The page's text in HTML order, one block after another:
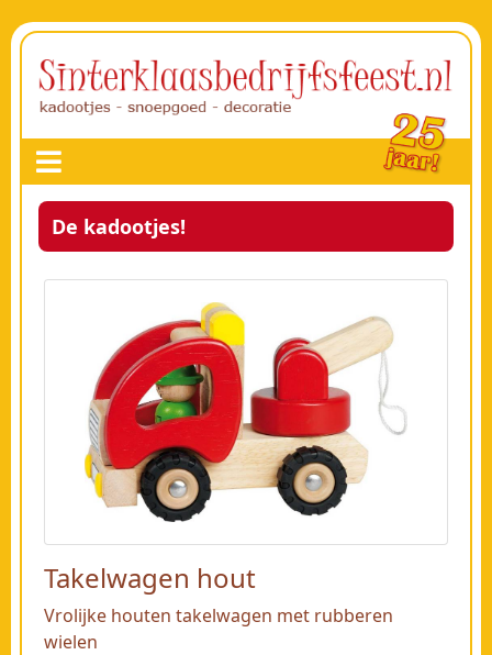
De kadootjes!
Takelwagen hout
Vrolijke houten takelwagen met rubberen
wielen